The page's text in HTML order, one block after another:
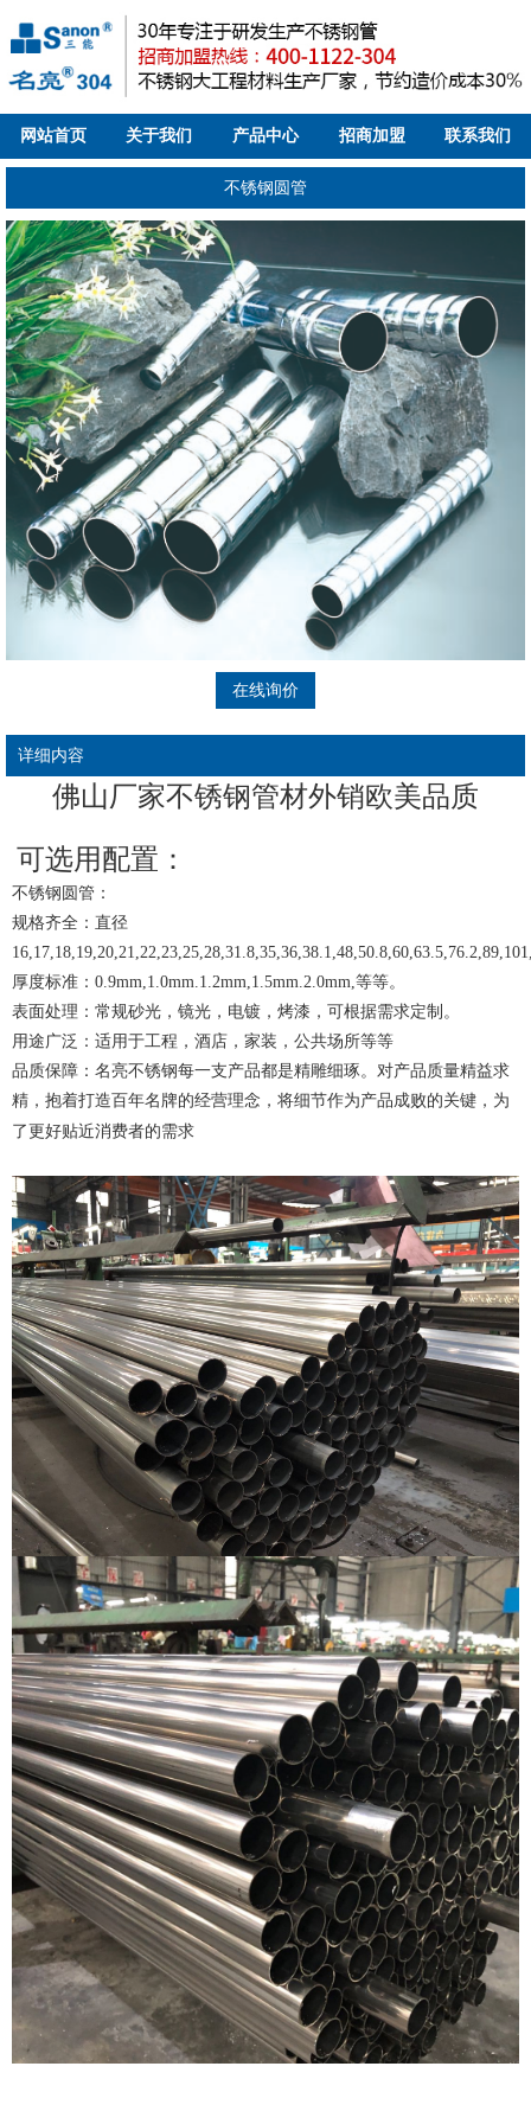
网站首页 关于我们 产品中心 招商加盟 联系我们
不锈钢圆管
在线询价
详细内容
佛山厂家不锈钢管材外销欧美品质
可选用配置：
不锈钢圆管：
规格齐全：直径
厚度标准：0.9mm,1.0mm.1.2mm,1.5mm.2.0mm,等等。
表面处理：常规砂光，镜光，电镀，烤漆，可根据需求定制。
用途广泛：适用于工程，酒店，家装，公共场所等等
品质保障：名亮不锈钢每一支产品都是精雕细琢。对产品质量精益求
精，抱着打造百年名牌的经营理念，将细节作为产品成败的关键，为
了更好贴近消费者的需求